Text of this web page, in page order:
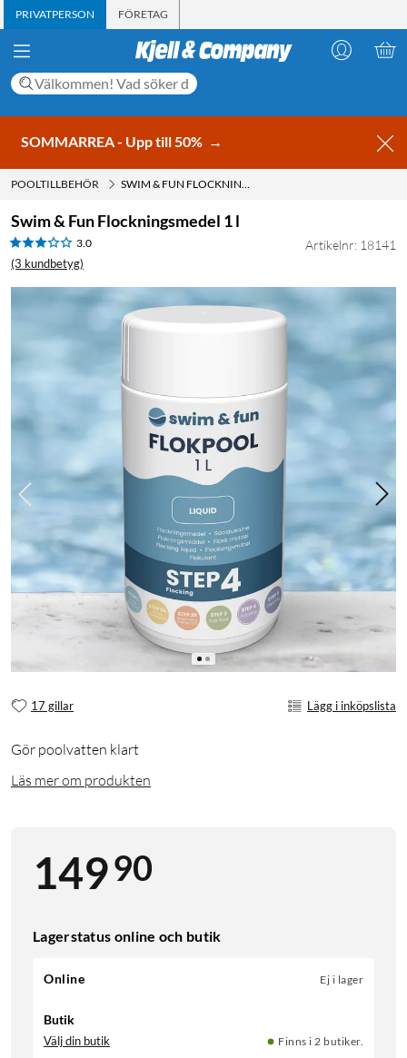
PRIVATPERSON FÖRETAG
SOMMARREA - Upp till 50% →
POOLTILLBEHÖR SWIM & FUN FLOCKNINGSMEDEL 1 L
Swim & Fun Flockningsmedel 1 l
3.0
(3 kundbetyg)
Artikelnr: 18141
17 gillar Lägg i inköpslista
Gör poolvatten klart
Läs mer om produkten
14990
Lagerstatus online och butik
Online Ej i lager
Butik
Välj din butik Finns i 2 butiker.